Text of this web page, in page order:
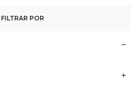
FILTRAR POR